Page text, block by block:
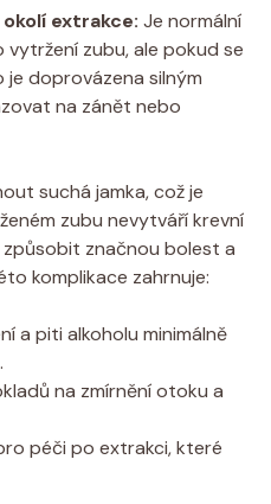
extrakce: Je normální
zubu, ale pokud se
doprovázena silným
na zánět nebo
suchá jamka, což je
zubu nevytváří krevní
značnou bolest a
komplikace zahrnuje:
a piti alkoholu minimálně
na zmírnění otoku a
péči po extrakci, které